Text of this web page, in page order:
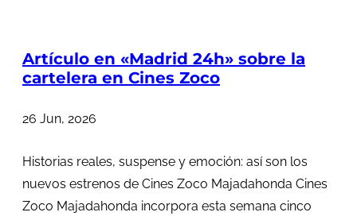
Artículo en «Madrid 24h» sobre la
cartelera en Cines Zoco
26 Jun, 2026
Historias reales, suspense y emoción: así son los
nuevos estrenos de Cines Zoco Majadahonda Cines
Zoco Majadahonda incorpora esta semana cinco